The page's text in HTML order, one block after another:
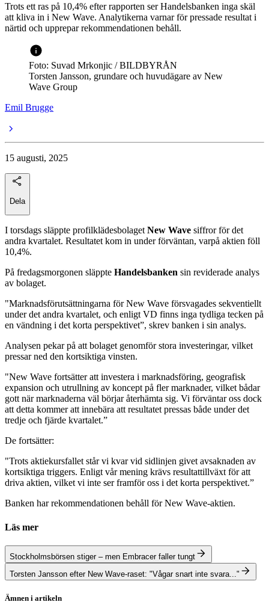
Trots ett ras på 10,4% efter rapporten ser Handelsbanken inga skäl
att kliva in i New Wave. Analytikerna varnar för pressade resultat i
närtid och upprepar rekommendationen behåll.
Foto: Suvad Mrkonjic / BILDBYRÅN
Torsten Jansson, grundare och huvudägare av New
Wave Group
Emil Brugge
15 augusti, 2025
Dela
I torsdags släppte profilklädesbolagetNew Wave siffror för det
andra kvartalet. Resultatet kom in under förväntan, varpå aktien föll
10,4%.
På fredagsmorgonen släppte Handelsbanken sin reviderade analys
av bolaget.
"Marknadsförutsättningarna för New Wave försvagades sekventiellt
under det andra kvartalet, och enligt VD finns inga tydliga tecken på
en vändning i det korta perspektivet”, skrev banken i sin analys.
Analysen pekar på att bolaget genomför stora investeringar, vilket
pressar ned den kortsiktiga vinsten.
"New Wave fortsätter att investera i marknadsföring, geografisk
expansion och utrullning av koncept på fler marknader, vilket bådar
gott när marknaderna väl börjar återhämta sig. Vi förväntar oss dock
att detta kommer att innebära att resultatet pressas både under det
tredje och fjärde kvartalet.”
De fortsätter:
"Trots aktiekursfallet står vi kvar vid sidlinjen givet avsaknaden av
kortsiktiga triggers. Enligt vår mening krävs resultattillväxt för att
driva aktien, vilket vi inte ser framför oss i det korta perspektivet.”
Banken har rekommendationen behåll för New Wave-aktien.
Läs mer
Stockholmsbörsen stiger – men Embracer faller tungt
Torsten Jansson efter New Wave-raset: "Vågar snart inte svara..."
Ämnen i artikeln